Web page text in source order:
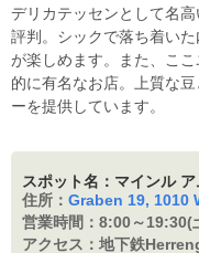
デリカテッセンとして名
評判。シックで落ち着い
が楽しめます。また、こ
的に有名なお店。上質な
ーを提供しています。
スポット名：マインル
住所： Graben 19, 1010
営業時間： 8:00～19:30(
アクセス： 地下鉄